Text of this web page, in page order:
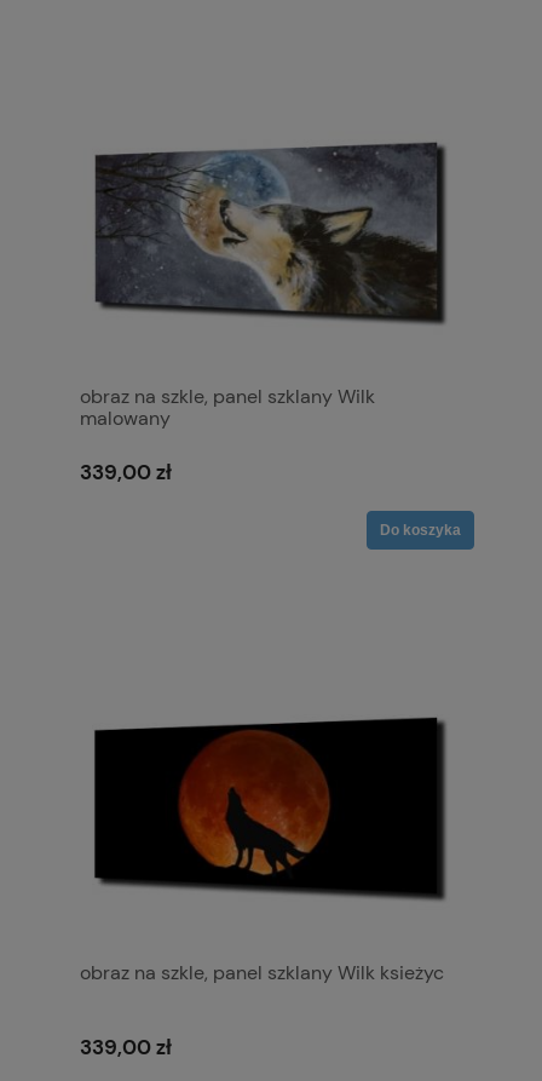
obraz na szkle, panel szklany Wilk
malowany
339,00 zł
Do koszyka
obraz na szkle, panel szklany Wilk ksieżyc
339,00 zł